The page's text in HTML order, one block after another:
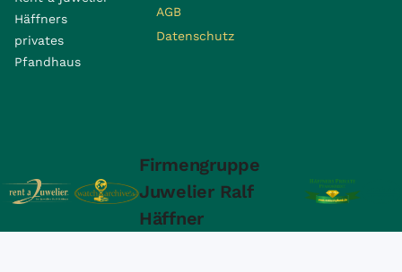
Häffners
privates
Pfandhaus
AGB
Datenschutz
Firmengruppe
Juwelier Ralf
Häffner